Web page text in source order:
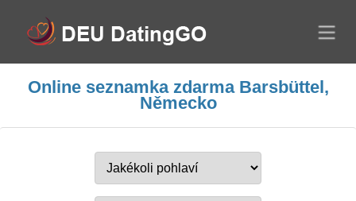
Online seznamka zdarma Barsbüttel,
Německo